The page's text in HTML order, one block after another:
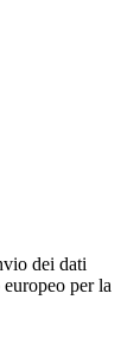
dei dati
per la